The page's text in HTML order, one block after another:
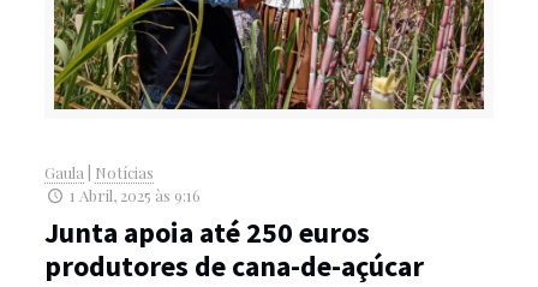
Gaula
Notícias
1 Abril, 2025 às 9:16
Junta apoia até 250 euros
produtores de cana-de-açúcar